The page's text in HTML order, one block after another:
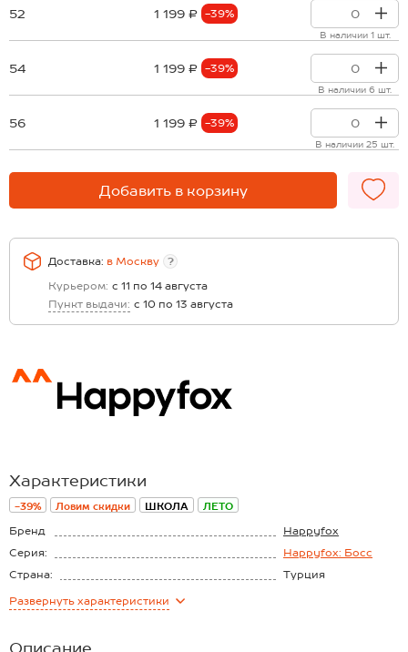
52 1 199 ₽ -39%
В наличии 1 шт.
54 1 199 ₽ -39%
В наличии 6 шт.
56 1 199 ₽ -39%
В наличии 25 шт.
Добавить в корзину
Доставка: в Москву
?
Курьером: с 11 по 14 августа
Пункт выдачи: с 10 по 13 августа
Характеристики
-39% Ловим скидки ШКОЛА ЛЕТО
Бренд
Happyfox
Серия:
Happyfox: Босс
Страна:
Турция
Состав:
Развернуть характеристики
Описание